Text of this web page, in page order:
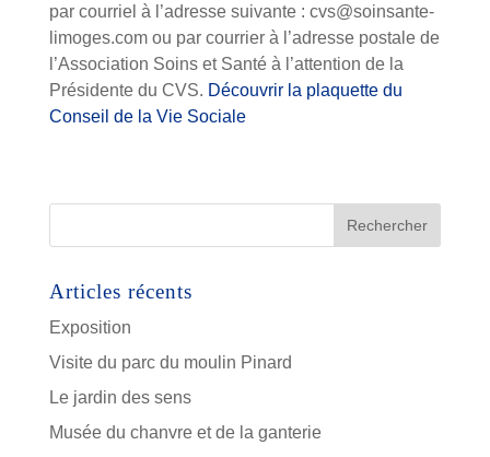
par courriel à l’adresse suivante : cvs@soinsante-
limoges.com ou par courrier à l’adresse postale de
l’Association Soins et Santé à l’attention de la
Présidente du CVS. Découvrir la plaquette du
Conseil de la Vie Sociale
Articles récents
Exposition
Visite du parc du moulin Pinard
Le jardin des sens
Musée du chanvre et de la ganterie